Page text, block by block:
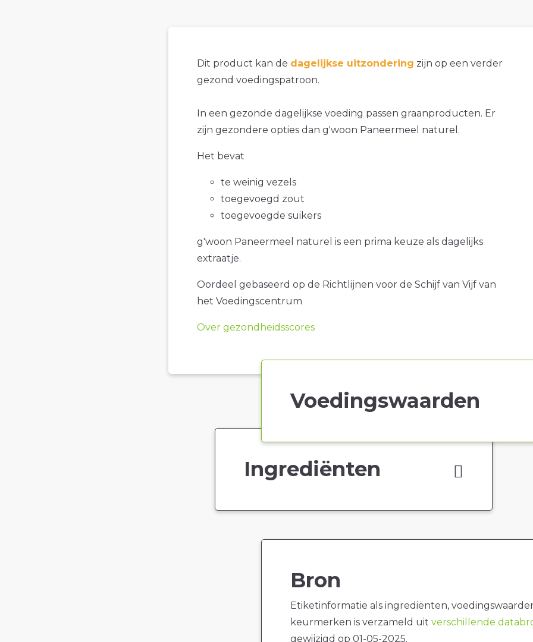
Dit product kan de dagelijkse uitzondering zijn op een verder
gezond voedingspatroon.
In een gezonde dagelijkse voeding passen graanproducten. Er
zijn gezondere opties dan g'woon Paneermeel naturel.
Het bevat
te weinig vezels
toegevoegd zout
toegevoegde suikers
g'woon Paneermeel naturel is een prima keuze als dagelijks
extraatje.
Oordeel gebaseerd op de Richtlijnen voor de Schijf van Vijf van
het Voedingscentrum
Over gezondheidsscores
Voedingswaarden
Ingrediënten
Bron
Etiketinformatie als ingrediënten,
keurmerken is verzameld uit verschillende
gewijzigd op 01-05-2025.